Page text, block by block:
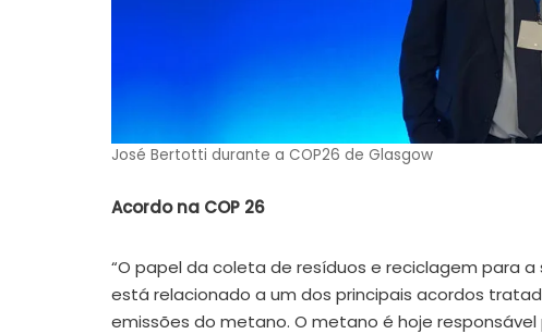
José Bertotti durante a COP26 de Glasgow
Acordo na COP 26
“O papel da coleta de resíduos e reciclagem para
está relacionado a um dos principais acordos
emissões do metano. O metano é hoje